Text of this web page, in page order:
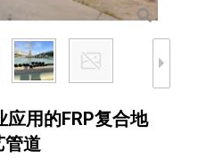
用的FRP复合地
管道